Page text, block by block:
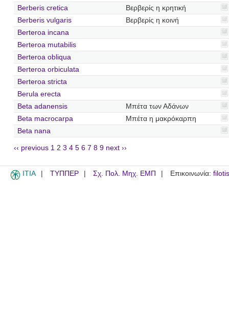
Berberis cretica
Βερβερίς η κρητική
Berberis vulgaris
Βερβερίς η κοινή
Berteroa incana
Berteroa mutabilis
Berteroa obliqua
Berteroa orbiculata
Berteroa stricta
Berula erecta
Beta adanensis
Μπέτα των Αδάνων
Beta macrocarpa
Μπέτα η μακρόκαρπη
Beta nana
‹‹ previous 1 2 3 4 5 6 7 8 9 next ››
ITIA ΤΥΠΠΕΡ Σχ. Πολ. Μηχ. ΕΜΠ Επικοινωνία: